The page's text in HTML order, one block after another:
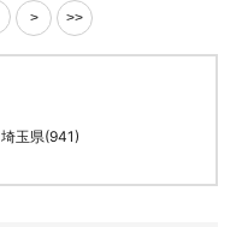
> >>
埼玉県(941)